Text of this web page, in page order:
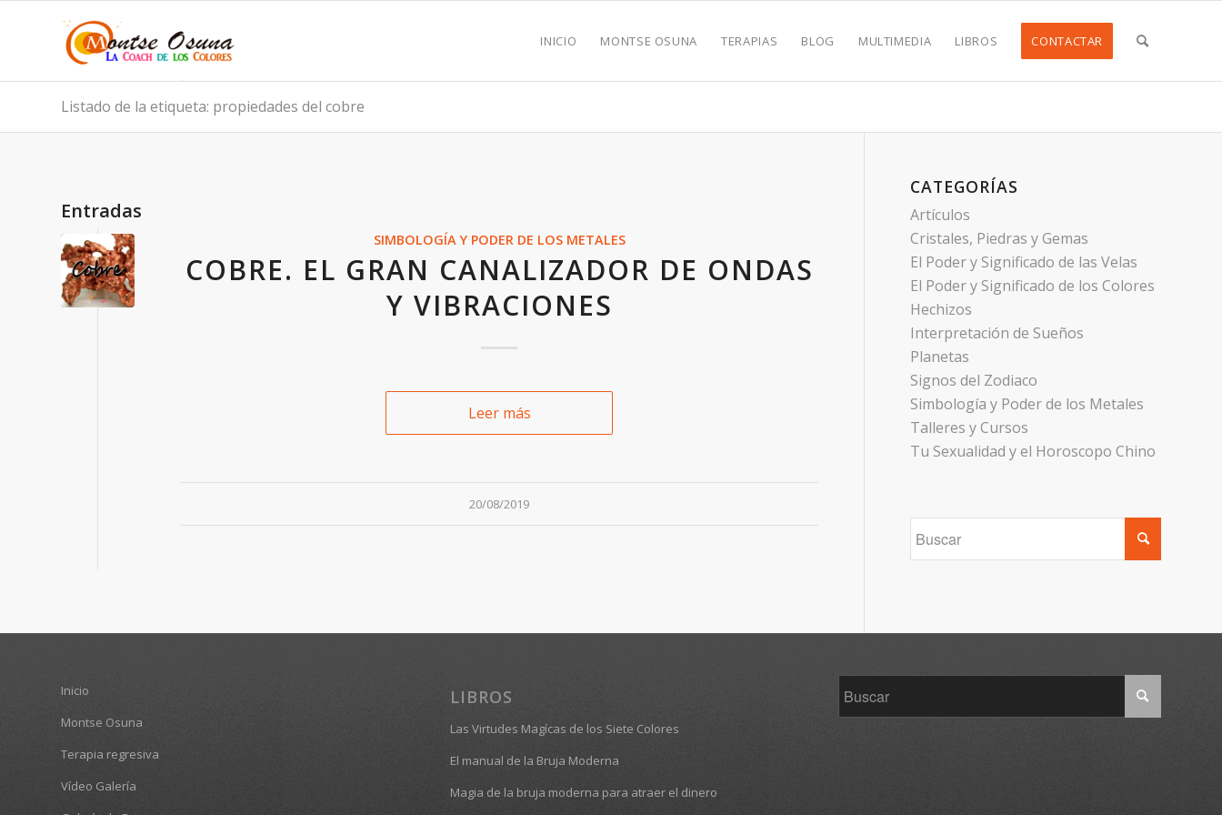
INICIO MONTSE OSUNA TERAPIAS BLOG MULTIMEDIA LIBROS CONTACTAR
Listado de la etiqueta: propiedades del cobre
Entradas
SIMBOLOGÍA Y PODER DE LOS METALES
COBRE. EL GRAN CANALIZADOR DE ONDAS
Y VIBRACIONES
Leer más
20/08/2019
CATEGORÍAS
Artículos
Cristales, Piedras y Gemas
El Poder y Significado de las Velas
El Poder y Significado de los Colores
Hechizos
Interpretación de Sueños
Planetas
Signos del Zodiaco
Simbología y Poder de los Metales
Talleres y Cursos
Tu Sexualidad y el Horoscopo Chino
Inicio
Montse Osuna
Terapia regresiva
Vídeo Galería
LIBROS
Las Virtudes Magícas de los Siete Colores
El manual de la Bruja Moderna
Magia de la bruja moderna para atraer el dinero